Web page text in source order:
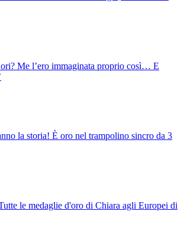
Me l’ero immaginata proprio così… E
la storia! È oro nel trampolino sincro da 3
le medaglie d'oro di Chiara agli Europei di